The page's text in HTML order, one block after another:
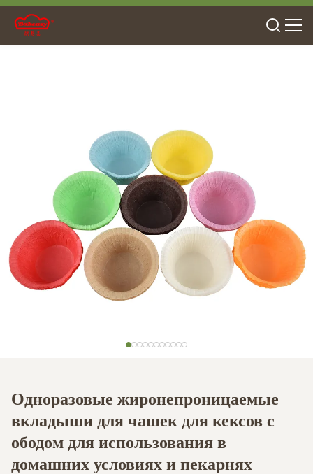
Одноразовые жиронепроницаемые
вкладыши для чашек для кексов с
ободом для использования в
домашних условиях и пекарнях